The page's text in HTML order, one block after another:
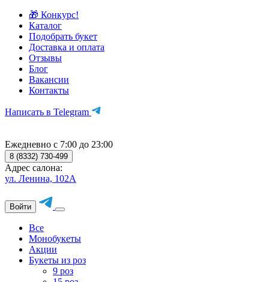
🎁 Конкурс!
Каталог
Подобрать букет
Доставка и оплата
Отзывы
Блог
Вакансии
Контакты
Написать в Telegram
Ежедневно с 7:00 до 23:00
8 (8332) 730-499
Адрес салона:
ул. Ленина, 102А
Войти
Все
Монобукеты
Акции
Букеты из роз
9 роз